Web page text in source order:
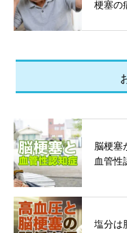
梗塞の
脳梗塞
血管性
塩分は